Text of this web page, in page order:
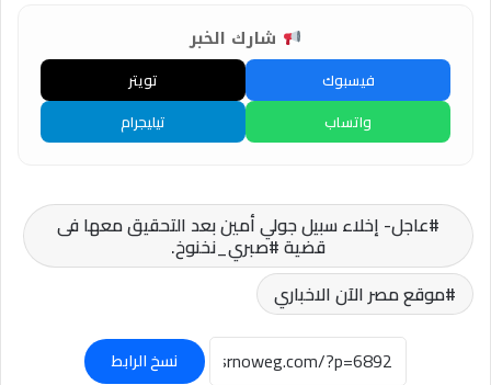
شارك الخبر
فيسبوك
تويتر
واتساب
تيليجرام
عاجل- إخلاء سبيل جولي أمين بعد التحقيق معها فى
قضية #صبري_نخنوخ.
موقع مصر الآن الاخباري
نسخ الرابط